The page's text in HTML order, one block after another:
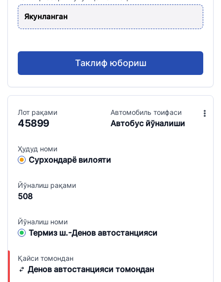
Якунланган
Таклиф юбориш
Лот рақами
45899
Ҳудуд номи
Сурхондарё вилояти
Йўналиш рақами
508
Йўналиш номи
Термиз ш.-Денов автостанцияси
Aвтомобиль тоифаси
Aвтобус йўналиши
Қайси томондан
Денов автостанцияси томондан